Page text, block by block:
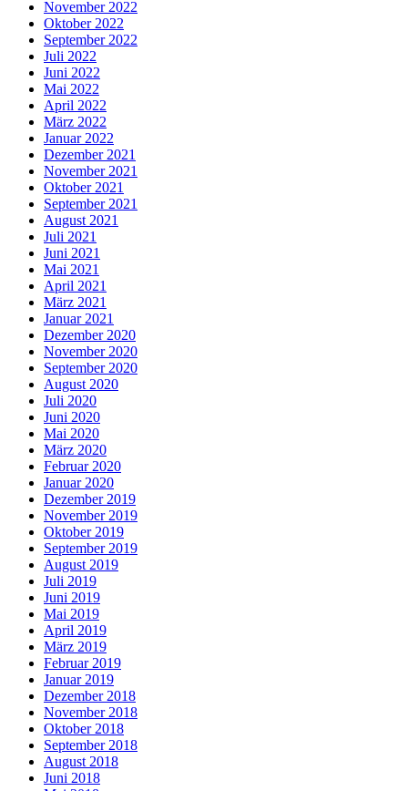
November 2022
Oktober 2022
September 2022
Juli 2022
Juni 2022
Mai 2022
April 2022
März 2022
Januar 2022
Dezember 2021
November 2021
Oktober 2021
September 2021
August 2021
Juli 2021
Juni 2021
Mai 2021
April 2021
März 2021
Januar 2021
Dezember 2020
November 2020
September 2020
August 2020
Juli 2020
Juni 2020
Mai 2020
März 2020
Februar 2020
Januar 2020
Dezember 2019
November 2019
Oktober 2019
September 2019
August 2019
Juli 2019
Juni 2019
Mai 2019
April 2019
März 2019
Februar 2019
Januar 2019
Dezember 2018
November 2018
Oktober 2018
September 2018
August 2018
Juni 2018